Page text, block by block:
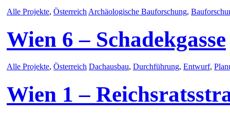
Alle Projekte, Österreich Archäologische Bauforschung,
Wien 6 – Schadekgasse
Alle Projekte, Österreich Dachausbau, Durchführung, Entwurf,
Wien 1 –